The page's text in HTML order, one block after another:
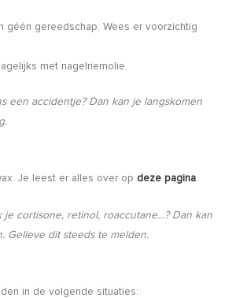
géén gereedschap. Wees er voorzichtig
met nagelriemolie.
een accidentje? Dan kan je langskomen
Je leest er alles over op deze pagina.
je cortisone, retinol, roaccutane…? Dan kan
Gelieve dit steeds te melden.
in de volgende situaties: